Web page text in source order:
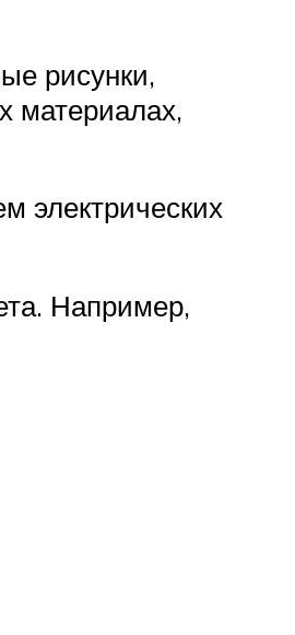
рисунки,
материалах,
электрических
Например,